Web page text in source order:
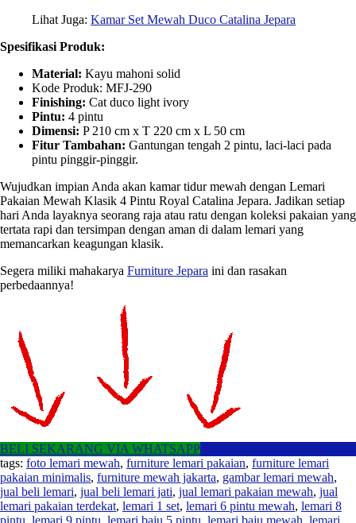
Lihat Juga: Kamar Set Mewah Duco Catalina Jepara
Spesifikasi Produk:
Material: Kayu mahoni solid
Kode Produk: MFJ-290
Finishing: Cat duco light ivory
Pintu: 4 pintu
Dimensi: P 210 cm x T 220 cm x L 50 cm
Fitur Tambahan: Gantungan tengah 2 pintu, laci-laci pada
pintu pinggir-pinggir.
Wujudkan impian Anda akan kamar tidur mewah dengan Lemari
Pakaian Mewah Klasik 4 Pintu Royal Catalina Jepara. Jadikan setiap
hari Anda layaknya seorang raja atau ratu dengan koleksi pakaian yang
tertata rapi dan tersimpan dengan aman di dalam lemari yang
memancarkan keagungan klasik.
Segera miliki mahakarya Furniture Jepara ini dan rasakan
perbedaannya!
BELI SEKARANG VIA WHATSAPP
tags: foto lemari mewah, furniture lemari pakaian, furniture lemari
pakaian minimalis, furniture mewah jakarta, gambar lemari mewah,
jual beli lemari, jual beli lemari jati, jual lemari pakaian mewah, jual
lemari pakaian terdekat, lemari 1 set, lemari 6 pintu mewah, lemari 8
pintu lemari 9 pintu lemari baju 5 pintu lemari baju mewah lemari